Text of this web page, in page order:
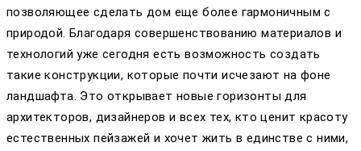
позволяющее сделать дом еще более гармоничным с
природой. Благодаря совершенствованию материалов и
технологий уже сегодня есть возможность создать
такие конструкции, которые почти исчезают на фоне
ландшафта. Это открывает новые горизонты для
архитекторов, дизайнеров и всех тех, кто ценит красоту
естественных пейзажей и хочет жить в единстве с ними,